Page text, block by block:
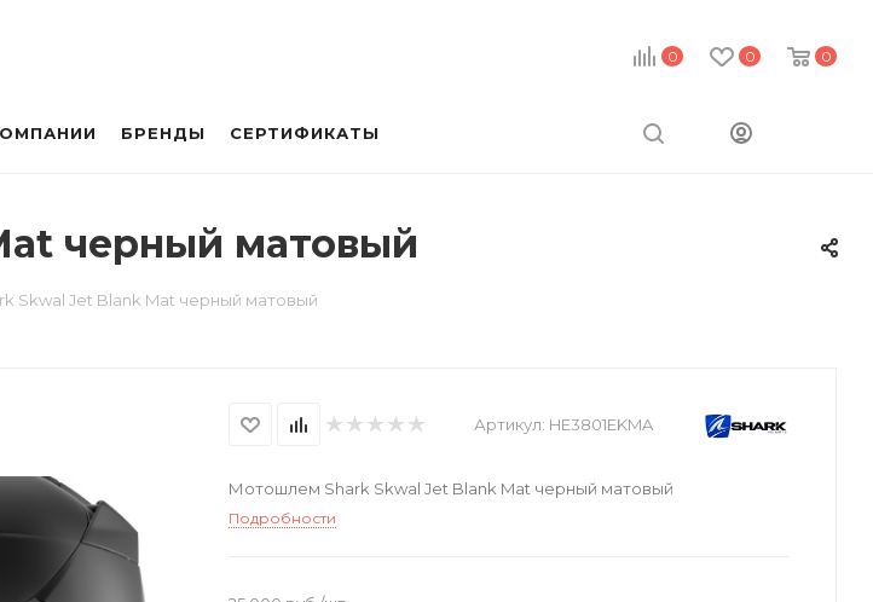
0 0 0
БРЕНДЫ СЕРТИФИКАТЫ
черный матовый
Skwal Jet Blank Mat черный матовый
Артикул: HE3801EKMA
Мотошлем Shark Skwal Jet Blank Mat черный матовый
Подробности